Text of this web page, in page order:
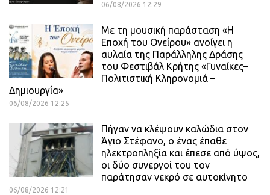
06/08/2026 12:29
Με τη μουσική παράσταση «Η
Εποχή του Ονείρου» ανοίγει η
αυλαία της Παράλληλης Δράσης
του Φεστιβάλ Κρήτης «Γυναίκες–
Πολιτιστική Κληρονομιά –
Δημιουργία»
06/08/2026 12:25
Πήγαν να κλέψουν καλώδια στον
Άγιο Στέφανο, ο ένας έπαθε
ηλεκτροπληξία και έπεσε από ύψος,
οι δύο συνεργοί του τον
παράτησαν νεκρό σε αυτοκίνητο
06/08/2026 12:21